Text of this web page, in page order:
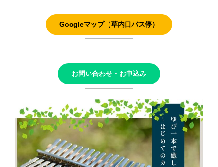
Googleマップ（草内口バス停）
お問い合わせ・お申込み